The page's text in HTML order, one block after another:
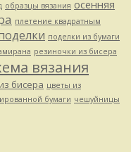
образцы вязания осенняя
плетение квадратным
поделки из бумаги
резиночки из бисера
вязания
бисера цветы из
бумаги чешуйницы